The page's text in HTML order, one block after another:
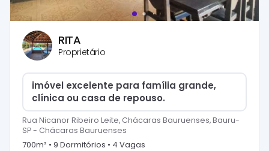
RITA
Proprietário
imóvel excelente para família grande,
clínica ou casa de repouso.
Rua Nicanor Ribeiro Leite, Chácaras Bauruenses, Bauru-
SP- Chácaras Bauruenses
700m² • 9 Dormitórios • 4 Vagas